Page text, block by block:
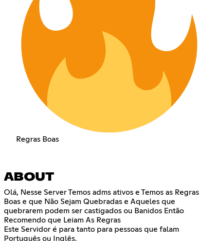
Regras Boas
ABOUT
Olá, Nesse Server Temos adms ativos e Temos as Regras
Boas e que Não Sejam Quebradas e Aqueles que
quebrarem podem ser castigados ou Banidos Então
Recomendo que Leiam As Regras
Este Servidor é para tanto para pessoas que falam
Português ou Inglês.